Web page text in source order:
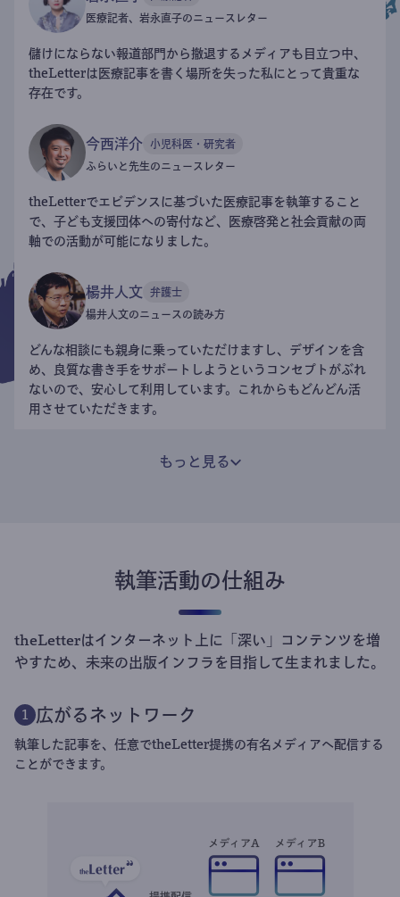
医療記者、岩永直子のニュースレター
儲けにならない報道部門から撤退するメディアも目立つ中、
theLetterは医療記事を書く場所を失った私にとって貴重な
存在です。
今西洋介 小児科医・研究者
ふらいと先生のニュースレター
theLetterでエビデンスに基づいた医療記事を執筆すること
で、子ども支援団体への寄付など、医療啓発と社会貢献の両
軸での活動が可能になりました。
楊井人文 弁護士
楊井人文のニュースの読み方
どんな相談にも親身に乗っていただけますし、デザインを含
め、良質な書き手をサポートしようというコンセプトがぶれ
ないので、安心して利用しています。これからもどんどん活
用させていただきます。
もっと見る
執筆活動の仕組み
theLetterはインターネット上に「深い」コンテンツを増
やすため、未来の出版インフラを目指して生まれました。
1 広がるネットワーク
執筆した記事を、任意でtheLetter提携の有名メディアへ配信する
ことができます。